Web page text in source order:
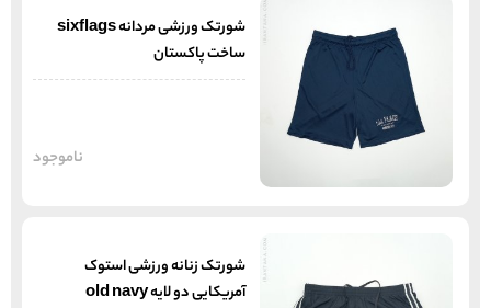
شورتک ورزشی مردانه sixflags
ساخت پاکستان
ناموجود
شورتک زنانه ورزشی استوک
آمریکایی دو لایه old navy